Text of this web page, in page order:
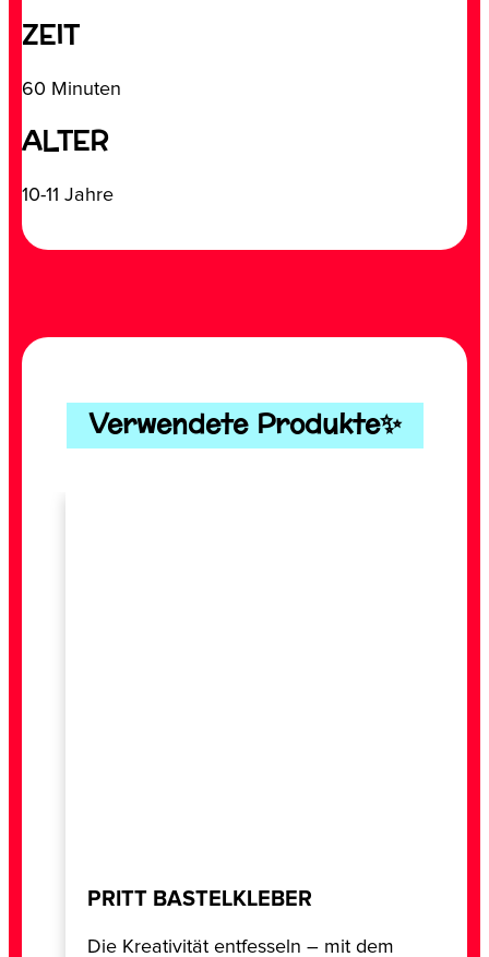
ZEIT
60 Minuten
ALTER
10-11 Jahre
Verwendete Produkte✨
PRITT BASTELKLEBER
Die Kreativität entfesseln – mit dem